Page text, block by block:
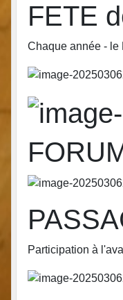
FETE
Chaque année - le
Participation à